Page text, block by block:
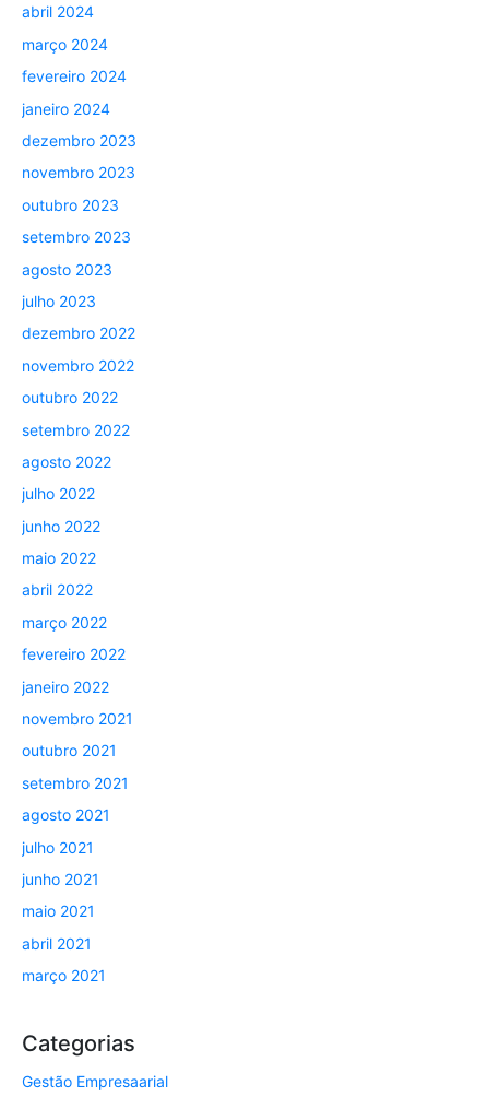
abril 2024
março 2024
fevereiro 2024
janeiro 2024
dezembro 2023
novembro 2023
outubro 2023
setembro 2023
agosto 2023
julho 2023
dezembro 2022
novembro 2022
outubro 2022
setembro 2022
agosto 2022
julho 2022
junho 2022
maio 2022
abril 2022
março 2022
fevereiro 2022
janeiro 2022
novembro 2021
outubro 2021
setembro 2021
agosto 2021
julho 2021
junho 2021
maio 2021
abril 2021
março 2021
Categorias
Gestão Empresaarial